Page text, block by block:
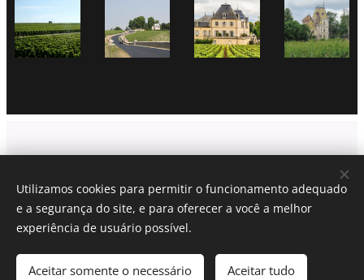
LYON + (xx)33 6 40 90 81 40 (only whatsapp)
CONDIÇÕES DE VENDA
Cookies
Português brasileiro
Français American English
Utilizamos cookies para permitir o funcionamento adequado
e a segurança do site, e para oferecer a você a melhor
experiência de usuário possível.
Aceitar somente o necessário Aceitar tudo